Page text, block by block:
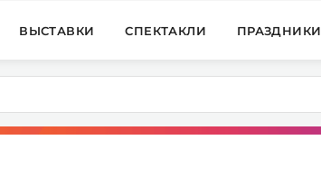
ВЫСТАВКИ СПЕКТАКЛИ ПРАЗДНИКИ